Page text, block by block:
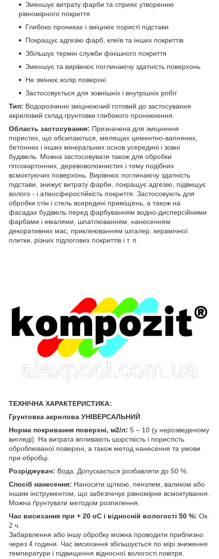
Зменшує витрату фарби та сприяє утворенню
рівномірного покриття
Глибоко проникає і зміцнює пористі підстави
Покращує адгезію фарб, клеїв та інших покриттів
Збільшує термін служби фінішного покриття
Зменшує та вирівнює поглинаючу здатність поверхонь
Не змінює колір поверхні
Застосовується для зовнішніх і внутрішніх робіт
Тип: Водорозчинні зміцнюючий готовий до застосування
акриловий склад грунтовки глибокого проникнення.
Область застосування: Призначена для зміцнення
пористих, що обсипаються, мелящих цементно-вапняних,
бетонних і інших мінеральних основ усередині і зовні
будівель. Можна застосовувати також для обробки
гіпсокартонних, деревоволокнистих і тому подібних
всмоктуючих поверхонь. Вирівнює поглинаючу здатність
підстави, знижує витрату фарби, покращує адгезію, підвищує
волого - і атмосферостійкість покриття. Застосовують для
обробки стін і стель всередині приміщень, а також на
фасадах будівель перед фарбуванням водно-дисперсійними
фарбами і емалями, шпатлюванням, нанесенням
декоративних мас, приклеюванням шпалер, керамічної
плитки, різних підлогових покриттів і т. п.
ТЕХНІЧНА ХАРАКТЕРИСТИКА:
Грунтовка акрилова УНІВЕРСАЛЬНИЙ
Норма покривання поверхні, м2/л: 5 – 10 (у нерозведеному
вигляді). На витрата впливають шорсткість і пористість
оброблюваної поверхні, а також метод нанесення та умови
при обробці.
Розріджувач: Вода. Допускається розбавляти до 50 %.
Спосіб нанесення: Наносити щіткою, пензлем, валиком або
іншим інструментом, що забезпечує рівномірне всмоктування.
Можна ґрунтувати методом розпилення.
Час висихання при + 20 оС і відносній вологості 50 %: Ок.
2 ч.
Забарвлення або іншу обробку можна проводити приблизно
через 4 години. Час висихання збільшується по мірі зниження
температури і підвищення відносної вологості повітря.